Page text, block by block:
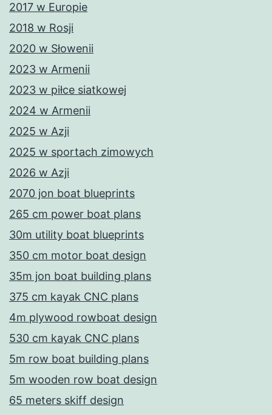
2017 w Europie
2018 w Rosji
2020 w Słowenii
2023 w Armenii
2023 w piłce siatkowej
2024 w Armenii
2025 w Azji
2025 w sportach zimowych
2026 w Azji
2070 jon boat blueprints
265 cm power boat plans
30m utility boat blueprints
350 cm motor boat design
35m jon boat building plans
375 cm kayak CNC plans
4m plywood rowboat design
530 cm kayak CNC plans
5m row boat building plans
5m wooden row boat design
65 meters skiff design